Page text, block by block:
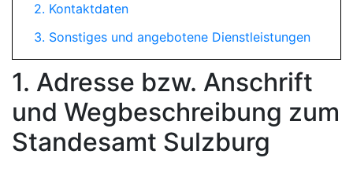
2. Kontaktdaten
3. Sonstiges und angebotene Dienstleistungen
1. Adresse bzw. Anschrift
und Wegbeschreibung zum
Standesamt Sulzburg